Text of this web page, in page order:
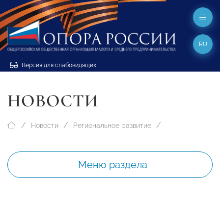
Версия для слабовидящих
RU
НОВОСТИ
Новости Региональное развитие
Меню раздела